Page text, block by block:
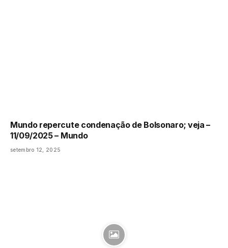
Mundo repercute condenação de Bolsonaro; veja –
11/09/2025 – Mundo
setembro 12, 2025